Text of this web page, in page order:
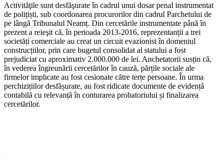
Activităţile sunt desfăşurate în cadrul unui dosar penal instrumentat
de polițiști, sub coordonarea procurorilor din cadrul Parchetului de
pe lângă Tribunalul Neamț. Din cercetările instrumentate până în
prezent a reieşit că, în perioada 2013-2016, reprezentanții a trei
societăți comerciale au creat un circuit evazionist în domeniul
construcțiilor, prin care bugetul consolidat al statului a fost
prejudiciat cu aproximativ 2.000.000 de lei. Anchetatorii susțin că,
în vederea îngreunării cercetărilor în cauză, părțile sociale ale
firmelor implicate au fost cesionate către terțe persoane. În urma
perchizițiilor desfășurate, au fost ridicate documente de evidență
contabilă cu relevanță în conturarea probatoriului și finalizarea
cercetărilor.